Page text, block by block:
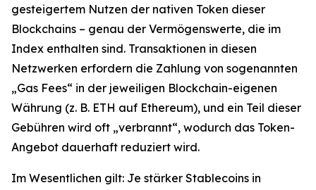
gesteigertem Nutzen der nativen Token dieser
Blockchains – genau der Vermögenswerte, die im
Index enthalten sind. Transaktionen in diesen
Netzwerken erfordern die Zahlung von sogenannten
„Gas Fees“ in der jeweiligen Blockchain-eigenen
Währung (z. B. ETH auf Ethereum), und ein Teil dieser
Gebühren wird oft „verbrannt“, wodurch das Token-
Angebot dauerhaft reduziert wird.
Im Wesentlichen gilt: Je stärker Stablecoins in